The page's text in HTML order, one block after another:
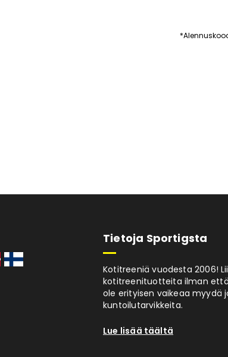
Tietoja Sportigsta
Kotitreeniä vuodesta 2006!
kotitreenituotteita ilman että
ole erityisen vaikeaa myydä
kuntoilutarvikkeita.
Lue lisää täältä